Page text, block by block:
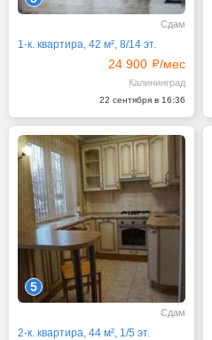
Сдам
1-к. квартира, 42 м², 8/14 эт.
24 900 /мес
Калининград
22 сентября в 16:36
5
Сдам
2-к. квартира, 44 м², 1/5 эт.